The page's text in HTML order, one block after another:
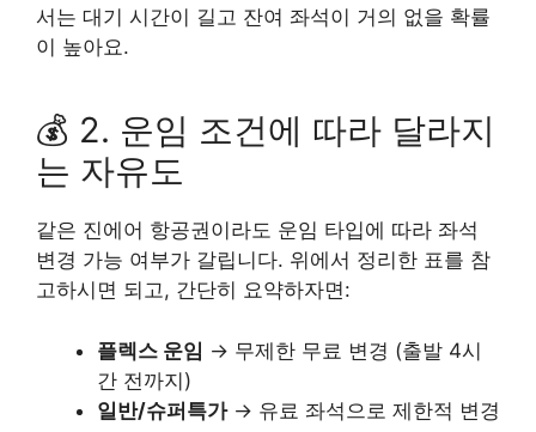
서는 대기 시간이 길고 잔여 좌석이 거의 없을 확률
이 높아요.
💰 2. 운임 조건에 따라 달라지
는 자유도
같은 진에어 항공권이라도 운임 타입에 따라 좌석
변경 가능 여부가 갈립니다. 위에서 정리한 표를 참
고하시면 되고, 간단히 요약하자면:
플렉스 운임 → 무제한 무료 변경 (출발 4시
간 전까지)
일반/슈퍼특가→ 유료 좌석으로 제한적 변경